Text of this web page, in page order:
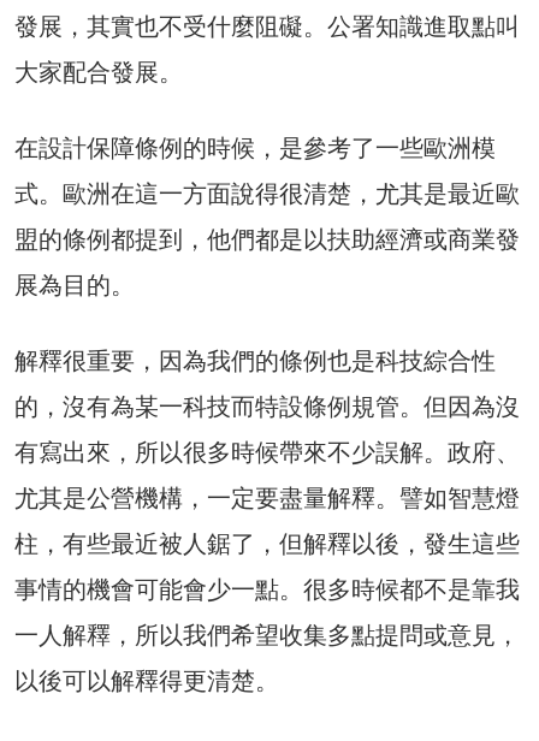
發展，其實也不受什麼阻礙。公署知識進取點叫
大家配合發展。
在設計保障條例的時候，是參考了一些歐洲模
式。歐洲在這一方面說得很清楚，尤其是最近歐
盟的條例都提到，他們都是以扶助經濟或商業發
展為目的。
解釋很重要，因為我們的條例也是科技綜合性
的，沒有為某一科技而特設條例規管。但因為沒
有寫出來，所以很多時候帶來不少誤解。政府、
尤其是公營機構，一定要盡量解釋。譬如智慧燈
柱，有些最近被人鋸了，但解釋以後，發生這些
事情的機會可能會少一點。很多時候都不是靠我
一人解釋，所以我們希望收集多點提問或意見，
以後可以解釋得更清楚。